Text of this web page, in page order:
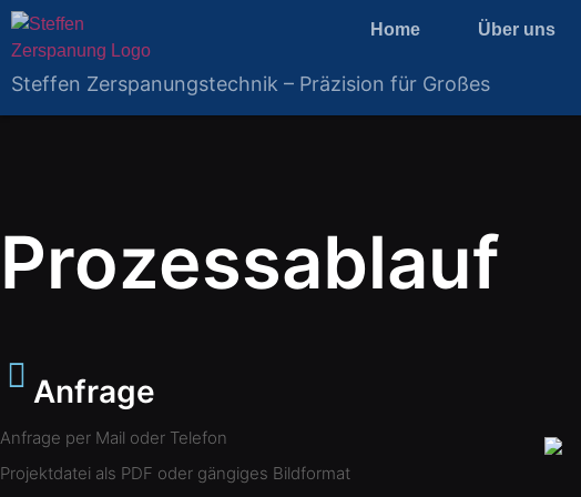
Home Über uns
Steffen Zerspanungstechnik – Präzision für Großes
Prozessablauf
Anfrage
Anfrage per Mail oder Telefon
Projektdatei als PDF oder gängiges Bildformat